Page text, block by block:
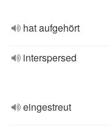
hat aufgehört
interspersed
eingestreut